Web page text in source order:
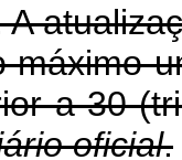
máximo
a 30
oficial.